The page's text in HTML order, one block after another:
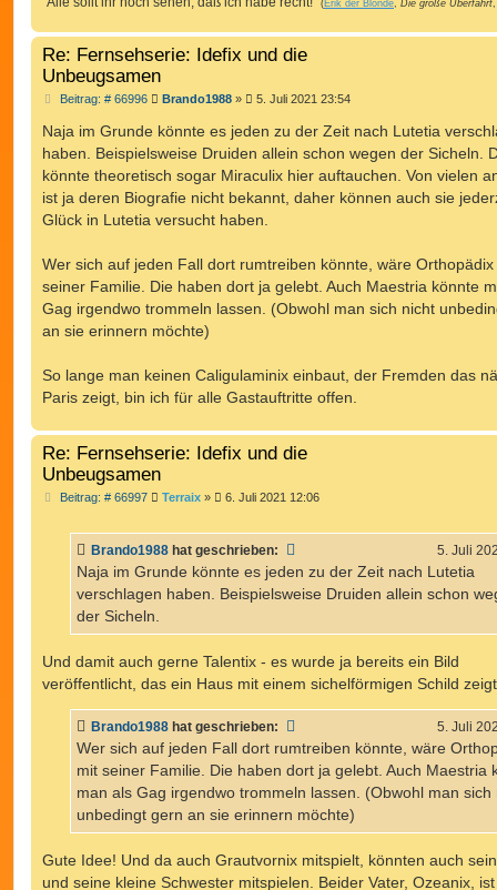
( Erik der Blonde, Die große Überfahrt,
Re: Fernsehserie: Idefix und die
Unbeugsamen
Beitrag: # 66996B
i
r
a
g
Brando1988» 5. Juli 2021 23:54
Naja im Grunde könnte es jeden zu der Zeit nach Lutetia
haben. Beispielsweise Druiden allein schon wegen der Sicheln.
könnte theoretisch sogar Miraculix hier auftauchen. Von vielen
ist ja deren Biografie nicht bekannt, daher können auch sie
Glück in Lutetia versucht haben.
Wer sich auf jeden Fall dort rumtreiben könnte, wäre Orthopädix
seiner Familie. Die haben dort ja gelebt. Auch Maestria könnte
Gag irgendwo trommeln lassen. (Obwohl man sich nicht
an sie erinnern möchte)
So lange man keinen Caligulaminix einbaut, der Fremden das
Paris zeigt, bin ich für alle Gastauftritte offen.
Re: Fernsehserie: Idefix und die
Unbeugsamen
Beitrag: # 66997B
r
a
Terraix» 6. Juli 2021 12:06
Brando1988 hat geschrieben: 5. Juli
Naja im Grunde könnte es jeden zu der Zeit nach Lutetia
verschlagen haben. Beispielsweise Druiden allein schon
der Sicheln.
Und damit auch gerne Talentix - es wurde ja bereits ein Bild
veröffentlicht, das ein Haus mit einem sichelförmigen Schild
Brando1988 hat geschrieben: 5. Juli
Wer sich auf jeden Fall dort rumtreiben könnte, wäre
mit seiner Familie. Die haben dort ja gelebt. Auch Maestria
man als Gag irgendwo trommeln lassen. (Obwohl man sich
unbedingt gern an sie erinnern möchte)
Gute Idee! Und da auch Grautvornix mitspielt, könnten auch
und seine kleine Schwester mitspielen. Beider Vater, Ozeanix,